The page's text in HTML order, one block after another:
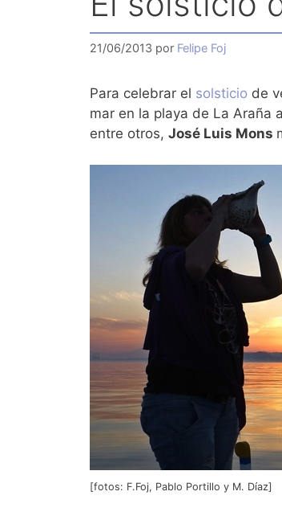
21/06/2013 por Felipe Foj
Para celebrar el solsticio de
mar en la playa de La Araña
entre otros, José Luis Mons
[fotos: F.Foj, Pablo Portillo y M. Díaz]